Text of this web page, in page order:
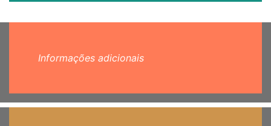
Informações adicionais